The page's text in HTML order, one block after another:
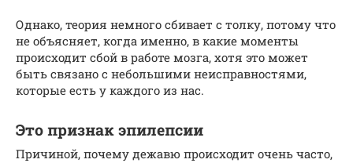
Однако, теория немного сбивает с толку, потому что
не объясняет, когда именно, в какие моменты
происходит сбой в работе мозга, хотя это может
быть связано с небольшими неисправностями,
которые есть у каждого из нас.
Это признак эпилепсии
Причиной, почему дежавю происходит очень часто,